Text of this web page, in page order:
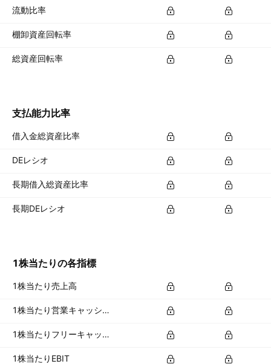
流動比率
棚卸資産回転率
総資産回転率
支払能力比率
借入金総資産比率
DEレシオ
長期借入総資産比率
長期DEレシオ
1株当たりの各指標
1株当たり売上高
1株当たり営業キャッシュフロー
1株当たりフリーキャッシュフロー
1株当たりEBIT